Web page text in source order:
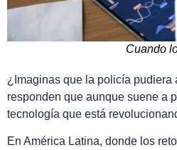
Cuando
¿Imaginas que la policía pudiera
responden que aunque suene a
tecnología que está
En América Latina, donde los